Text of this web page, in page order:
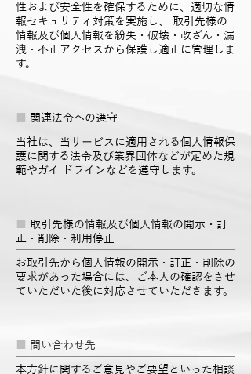
性および安全性を確保するために、適切な情
報セキュリティ対策を実施し、 取引先様の
情報及び個人情報を紛失・破壊・改ざん・漏
洩・不正アクセスから保護し適正に管理しま
す。
関連法令への遵守
当社は、当サービスに適用される個人情報保
護に関する法令及び業界団体などが定めた規
範やガイ ドラインなどを遵守します。
取引先様の情報及び個人情報の開示・訂
正・削除・利用停止
お取引先から個人情報の開示・訂正・削除の
要求があった場合には、ご本人の確認をさせ
ていただいた後に対応させていただきます。
問い合わせ先
本方針に関するご意見やご要望といった相談